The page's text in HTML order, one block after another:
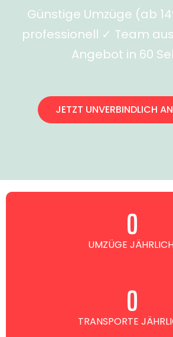
Günstige Umzüge (ab
professionell ✓ Team
Angebot in 60
JETZT UNVERBINDLICH
UMZÜGE0
TRANSPORTE
0